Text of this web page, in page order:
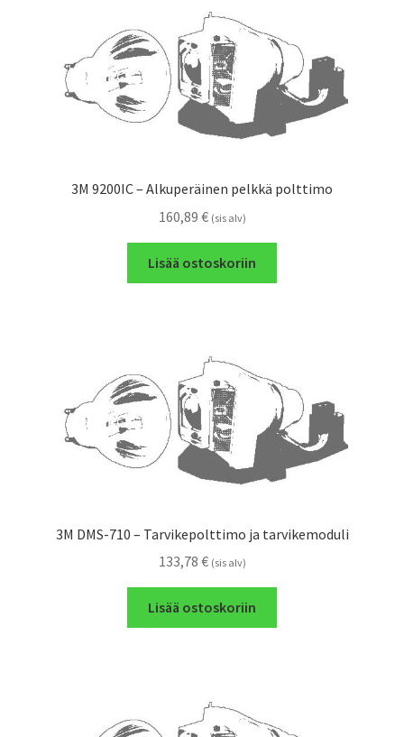
3M 9200IC – Alkuperäinen pelkkä polttimo
160,89 € (sis alv)
Lisää ostoskoriin
3M DMS-710 – Tarvikepolttimo ja tarvikemoduli
133,78 € (sis alv)
Lisää ostoskoriin